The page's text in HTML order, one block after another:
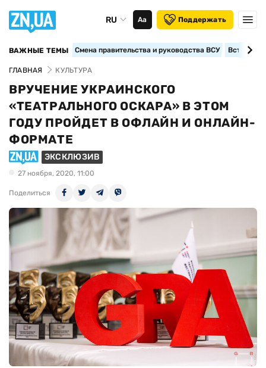
RU Аа Поддержать
ВАЖНЫЕ ТЕМЫ Смена правительства и руководства ВСУ
ГЛАВНАЯ КУЛЬТУРА
ВРУЧЕНИЕ УКРАИНСКОГО
«ТЕАТРАЛЬНОГО ОСКАРА» В ЭТОМ
ГОДУ ПРОЙДЕТ В ОФЛАЙН И ОНЛАЙН-
ФОРМАТЕ
ЭКСКЛЮЗИВ
27 ноября, 2020, 11:00
Поделиться